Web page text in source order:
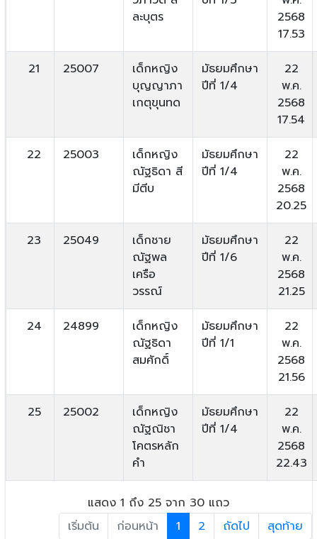
ละบุตร
2568
17.53
21 25007
เด็กหญิง
บุญญาภา
เกตุขุนทด
มัธยมศึกษา
ปีที่ 1/4
22
พ.ค.
2568
17.54
22 25003
เด็กหญิง
ณัฐธิดา สี
มีตีบ
มัธยมศึกษา
ปีที่ 1/4
22
พ.ค.
2568
20.25
23 25049
เด็กชาย
ณัฐพล
เครือ
วรรณ์
มัธยมศึกษา
ปีที่ 1/6
22
พ.ค.
2568
21.25
24 24899
เด็กหญิง
ณัฐธิดา
สมศักดิ์
มัธยมศึกษา
ปีที่ 1/1
22
พ.ค.
2568
21.56
25 25002
เด็กหญิง
ณัฐณิชา
โคตรหลัก
คำ
มัธยมศึกษา
ปีที่ 1/4
22
พ.ค.
2568
22.43
แสดง 1 ถึง 25 จาก 30 แถว
เริ่มต้น
ก่อนหน้า 1 2 ถัดไป สุดท้าย